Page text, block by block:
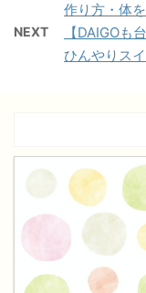
作り方・体
NEXT
【DAIGOも
ひんやりス